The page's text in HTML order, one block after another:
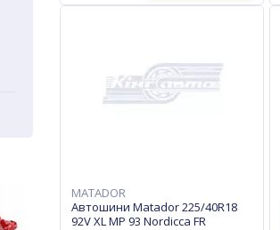
MATADOR
Автошини Matador 225/40R18
92V XL MP 93 Nordicca FR